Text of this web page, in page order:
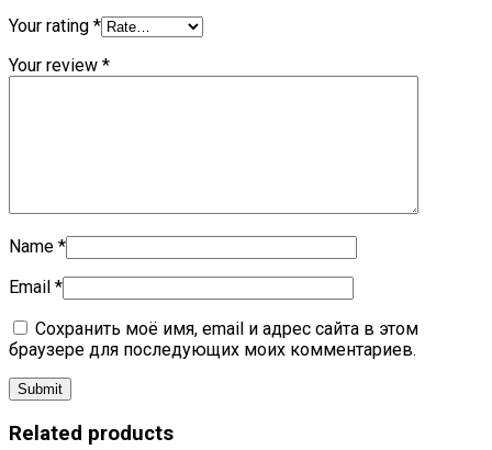
Your rating *
Your review *
Name *
Email *
Сохранить моё имя, email и адрес сайта в этом
браузере для последующих моих комментариев.
Related products